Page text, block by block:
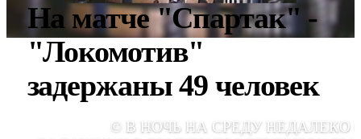
На матче "Спартак" -
"Локомотив"
задержаны 49 человек
© В НОЧЬ НА СРЕДУ НЕДАЛЕКО